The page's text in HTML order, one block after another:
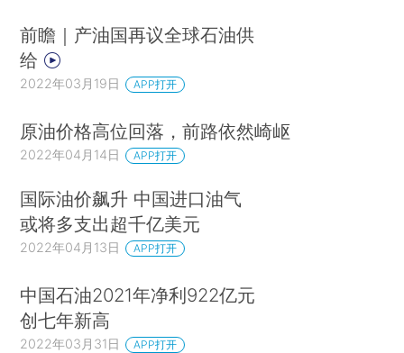
前瞻｜产油国再议全球石油供
给
2022年03月19日 APP打开
原油价格高位回落，前路依然崎岖
2022年04月14日 APP打开
国际油价飙升 中国进口油气
或将多支出超千亿美元
2022年04月13日 APP打开
中国石油2021年净利922亿元
创七年新高
2022年03月31日 APP打开